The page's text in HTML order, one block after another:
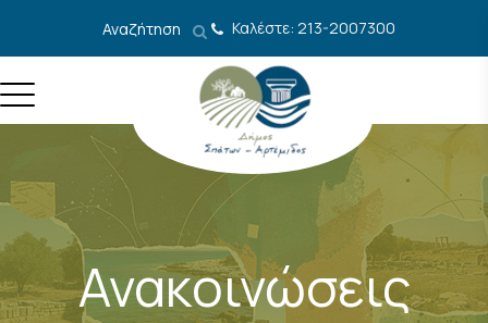
Αναζήτηση Καλέστε: 213-2007300
Ανακοινώσεις